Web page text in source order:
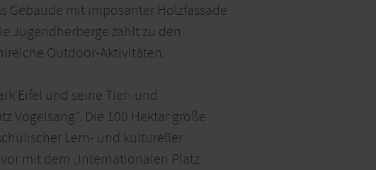
Gebäude mit imposanter Holzfassade
Jugendherberge zählt zu den
Outdoor-Aktivitäten.
Eifel und seine Tier- und
Vogelsang“. Die 100 Hektar große
Lern- und kultureller
mit dem „Internationalen Platz